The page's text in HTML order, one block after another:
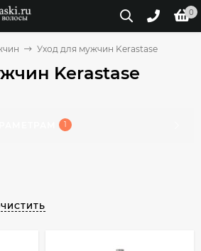
0
Уход для мужчин Kerastase
Kerastase
1